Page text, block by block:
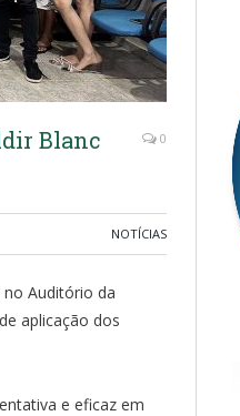
Blanc
0
NOTÍCIAS
Auditório da
aplicação dos
e eficaz em